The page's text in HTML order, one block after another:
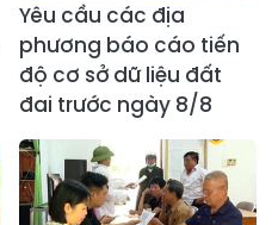
Yêu cầu các địa
phương báo cáo tiến
độ cơ sở dữ liệu đất
đai trước ngày 8/8